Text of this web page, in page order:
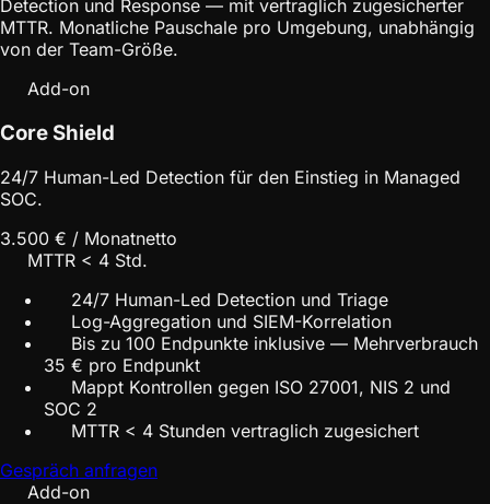
Detection und Response — mit vertraglich zugesicherter
MTTR. Monatliche Pauschale pro Umgebung, unabhängig
von der Team-Größe.
Add-on
Core Shield
24/7 Human-Led Detection für den Einstieg in Managed
SOC.
3.500 € / Monatnetto
MTTR < 4 Std.
24/7 Human-Led Detection und Triage
Log-Aggregation und SIEM-Korrelation
Bis zu 100 Endpunkte inklusive — Mehrverbrauch
35 € pro Endpunkt
Mappt Kontrollen gegen ISO 27001, NIS 2 und
SOC 2
MTTR < 4 Stunden vertraglich zugesichert
Gespräch anfragen
Add-on